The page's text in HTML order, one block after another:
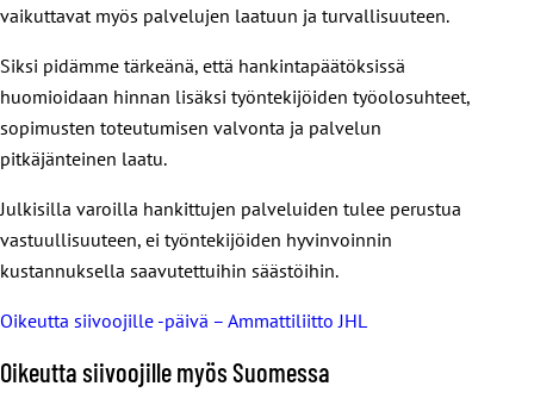
vaikuttavat myös palvelujen laatuun ja turvallisuuteen.
Siksi pidämme tärkeänä, että hankintapäätöksissä
huomioidaan hinnan lisäksi työntekijöiden työolosuhteet,
sopimusten toteutumisen valvonta ja palvelun
pitkäjänteinen laatu.
Julkisilla varoilla hankittujen palveluiden tulee perustua
vastuullisuuteen, ei työntekijöiden hyvinvoinnin
kustannuksella saavutettuihin säästöihin.
Oikeutta siivoojille -päivä – Ammattiliitto JHL
Oikeutta siivoojille myös Suomessa